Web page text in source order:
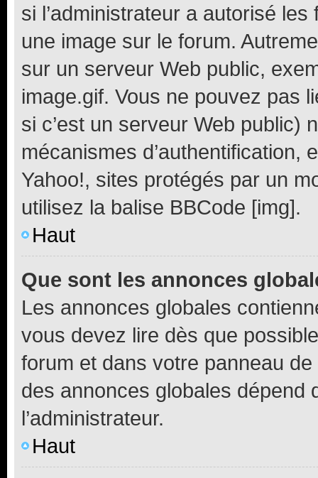
si l’administrateur a autorisé
une image sur le forum.
sur un serveur Web public,
image.gif. Vous ne pouvez pas
si c’est un serveur Web public)
mécanismes d’authentification,
Yahoo!, sites protégés par un
utilisez la balise BBCode [img].
Haut
Que sont les annonces
Les annonces globales
vous devez lire dès que
forum et dans votre panneau
des annonces globales dépend
l’administrateur.
Haut